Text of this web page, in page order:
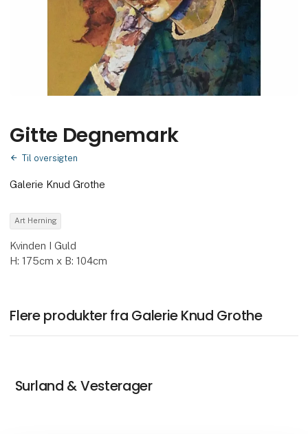
Gitte Degnemark
Til oversigten
Galerie Knud Grothe
Art Herning
Kvinden I Guld
H: 175cm x B: 104cm
Flere produkter fra Galerie Knud Grothe
Surland & Vesterager